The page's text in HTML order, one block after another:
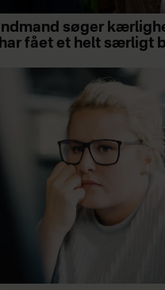
søger
fået et helt særligt